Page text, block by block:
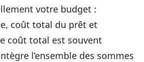
votre budget :
coût total du prêt et
coût total est souvent
l’ensemble des sommes